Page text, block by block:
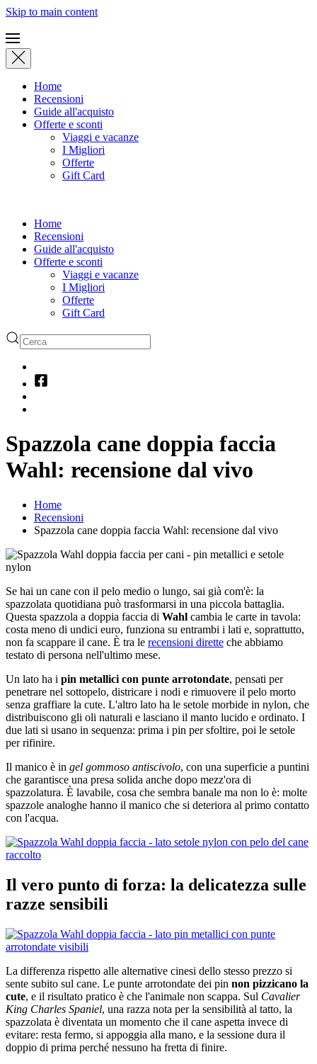
Skip to main content
Home
Recensioni
Guide all'acquisto
Offerte e sconti
Viaggi e vacanze
I Migliori
Offerte
Gift Card
Home
Recensioni
Guide all'acquisto
Offerte e sconti
Viaggi e vacanze
I Migliori
Offerte
Gift Card
Spazzola cane doppia faccia
Wahl: recensione dal vivo
Home
Recensioni
Spazzola cane doppia faccia Wahl: recensione dal vivo
Se hai un cane con il pelo medio o lungo, sai già com'è: la
spazzolata quotidiana può trasformarsi in una piccola battaglia.
Questa spazzola a doppia faccia di Wahl cambia le carte in tavola:
costa meno di undici euro, funziona su entrambi i lati e, soprattutto,
non fa scappare il cane. È tra le recensioni dirette che abbiamo
testato di persona nell'ultimo mese.
Un lato ha i pin metallici con punte arrotondate, pensati per
penetrare nel sottopelo, districare i nodi e rimuovere il pelo morto
senza graffiare la cute. L'altro lato ha le setole morbide in nylon, che
distribuiscono gli oli naturali e lasciano il manto lucido e ordinato. I
due lati si usano in sequenza: prima i pin per sfoltire, poi le setole
per rifinire.
Il manico è in gel gommoso antiscivolo, con una superficie a puntini
che garantisce una presa solida anche dopo mezz'ora di
spazzolatura. È lavabile, cosa che sembra banale ma non lo è: molte
spazzole analoghe hanno il manico che si deteriora al primo contatto
con l'acqua.
Il vero punto di forza: la delicatezza sulle
razze sensibili
La differenza rispetto alle alternative cinesi dello stesso prezzo si
sente subito sul cane. Le punte arrotondate dei pin non pizzicano la
cute, e il risultato pratico è che l'animale non scappa. Sul Cavalier
King Charles Spaniel, una razza nota per la sensibilità al tatto, la
spazzolata è diventata un momento che il cane aspetta invece di
evitare: resta fermo, si appoggia alla mano, e la sessione dura il
doppio di prima perché nessuno ha fretta di finire.